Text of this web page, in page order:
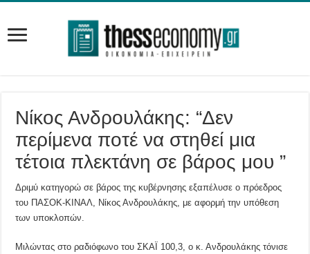
Νίκος Ανδρουλάκης: “Δεν
περίμενα ποτέ να στηθεί μια
τέτοια πλεκτάνη σε βάρος μου ”
Δριμύ κατηγορώ σε βάρος της κυβέρνησης εξαπέλυσε ο πρόεδρος
του ΠΑΣΟΚ-ΚΙΝΑΛ, Νίκος Ανδρουλάκης, με αφορμή την υπόθεση
των υποκλοπών.
Μιλώντας στο ραδιόφωνο του ΣΚΑΪ 100,3, ο κ. Ανδρουλάκης τόνισε